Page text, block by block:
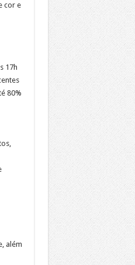
cor e
17h
80%
além